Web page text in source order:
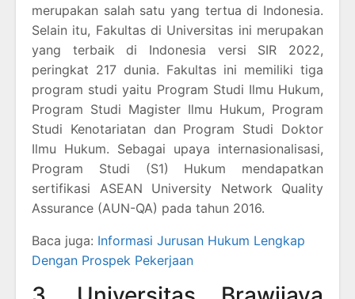
merupakan salah satu yang tertua di Indonesia.
Selain itu, Fakultas di Universitas ini merupakan
yang terbaik di Indonesia versi SIR 2022,
peringkat 217 dunia. Fakultas ini memiliki tiga
program studi yaitu Program Studi Ilmu Hukum,
Program Studi Magister Ilmu Hukum, Program
Studi Kenotariatan dan Program Studi Doktor
Ilmu Hukum. Sebagai upaya internasionalisasi,
Program Studi (S1) Hukum mendapatkan
sertifikasi ASEAN University Network Quality
Assurance (AUN-QA) pada tahun 2016.
Baca juga: Informasi Jurusan Hukum Lengkap
Dengan Prospek Pekerjaan